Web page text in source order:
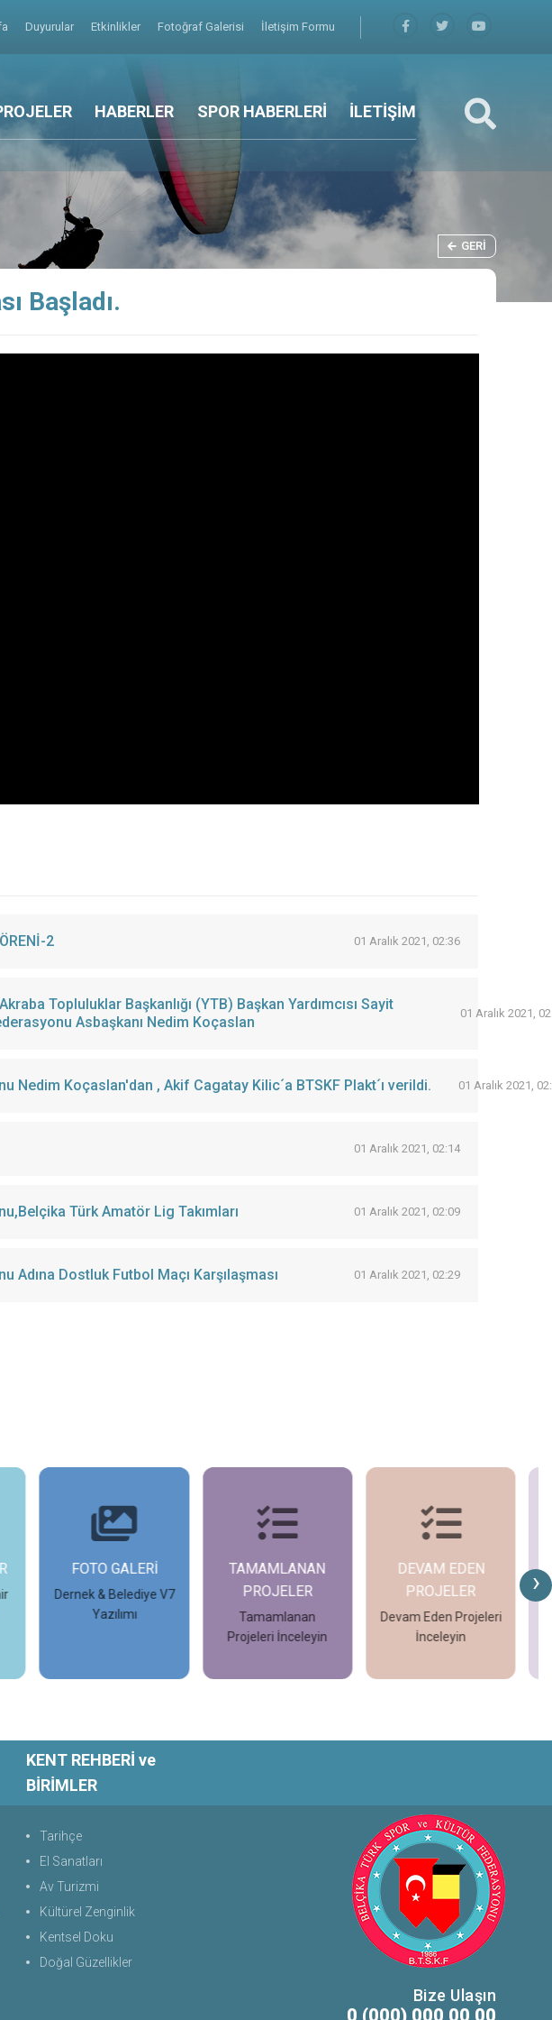
Duyurular Etkinlikler Fotoğraf Galerisi İletişim Formu
HABERLER SPOR HABERLERİ İLETİŞİM
GERI
Başladı.
2 01 Aralık 2021, 02:36
Topluluklar Başkanlığı (YTB) Başkan Yardımcısı Sayit
Asbaşkanı Nedim Koçaslan
01 Aralık 2021,
Belçika Türk Spor ve Kültür Federasyonu Nedim Koçaslan'dan , Akif Cagatay Kilic´a BTSKF Plakt´ı verildi. 01 Aralık 2021,
01 Aralık 2021, 02:14
Türk Amatör Lig Takımları 01 Aralık 2021, 02:09
Adına Dostluk Futbol Maçı Karşılaşması 01 Aralık 2021, 02:29
›
FOTO GALERİ
Dernek & Belediye V7
Yazılımı
TAMAMLANAN
PROJELER
Tamamlanan
Projeleri İnceleyin
DEVAM EDEN
PROJELER
Devam Eden Projeleri
İnceleyin
İncele
KENT REHBERİ ve
BİRİMLER
Tarihçe
El Sanatları
Av Turizmi
Kültürel Zenginlik
Kentsel Doku
Doğal Güzellikler
Bize Ulaşın